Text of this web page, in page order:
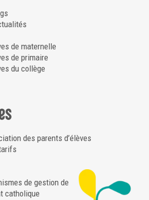
de maternelle
de primaire
du collège
des parents d’élèves
de gestion de
catholique